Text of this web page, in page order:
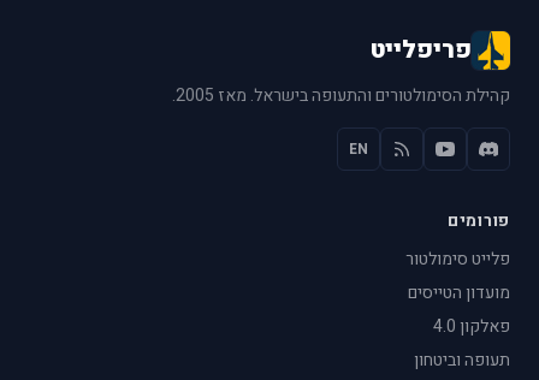
פריפלייט
קהילת הסימולטורים והתעופה בישראל. מאז 2005.
EN
פורומים
פלייט סימולטור
מועדון הטייסים
פאלקון 4.0
תעופה וביטחון